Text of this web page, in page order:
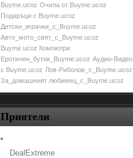
Buyme.ucoz Очила от Buyme.ucoz
Подаръци с Buyme.ucoz
Детски_играчки_с_Buyme.ucoz
Авто_мото_свят_с_Buyme.ucoz
Buyme.ucoz Компютри
Еротичен_бутик_Buyme.ucoz Аудио-Видео
с Buyme.ucoz Лов-Риболов_с_Buyme.ucoz
За_домашният любимец_с_Buymе.ucoz
Приятели
DealExtreme